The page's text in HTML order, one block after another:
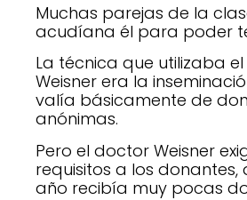
Muchas parejas de la
acudíana él para poder
La técnica que utilizaba
Weisner era la
valía básicamente de
anónimas.
Pero el doctor Weisner
requisitos a los donantes,
año recibía muy pocas